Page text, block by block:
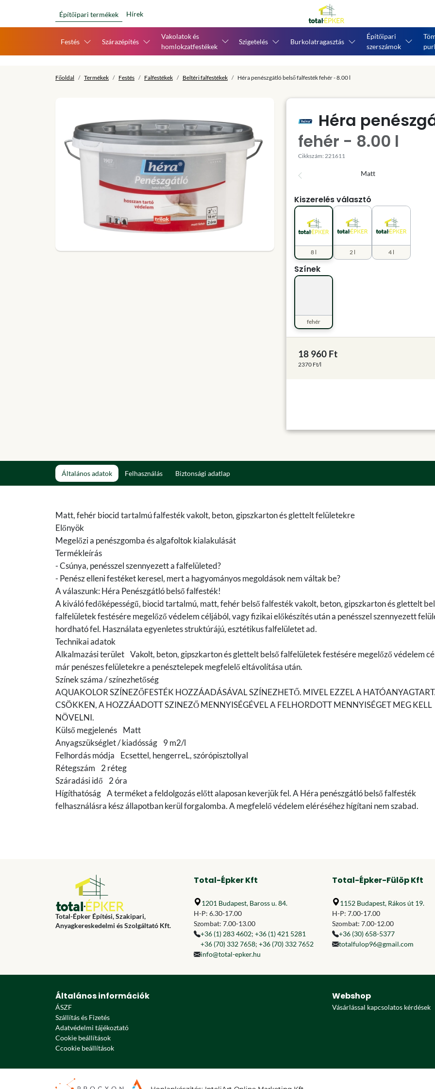
Építőipari termékek Hírek
Festés Szárazépítés
Vakolatok és
homlokzatfestékek
Szigetelés Burkolatragasztás
Építőipari
szerszámok
Főoldal Termékek Festés Falfestékek Beltéri falfestékek Héra penészgátló belső falfesték fehér - 8.00 l
Héra
fehér - 8.00 l
Cikkszám: 221611
Matt
Kiszerelés választó
2 l 4 l
8 l
Színek
fehér
18 960 Ft
2370 Ft/l
Általános adatok Felhasználás Biztonsági adatlap
Matt, fehér biocid tartalmú falfesték vakolt, beton, gipszkarton és glettelt felületekre
Előnyök
Megelőzi a penészgomba és algafoltok kialakulását
Termékleírás
- Csúnya, penésszel szennyezett a falfelületed?
- Penész elleni festéket keresel, mert a hagyományos megoldások nem váltak be?
A válaszunk: Héra Penészgátló belső falfesték!
A kiváló fedőképességű, biocid tartalmú, matt, fehér belső falfesték vakolt, beton, gipszkarton és glettelt
falfelületek festésére megelőző védelem céljából, vagy fizikai előkészítés után a penésszel szennyezett
hordható fel. Használata egyenletes struktúrájú, esztétikus falfelületet ad.
Technikai adatok
Alkalmazási terület Vakolt, beton, gipszkarton és glettelt belső falfelületek festésére megelőző védelem
már penészes felületekre a penésztelepek megfelelő eltávolítása után.
Színek száma / színezhetőség
AQUAKOLOR SZÍNEZŐFESTÉK HOZZÁADÁSÁVAL SZÍNEZHETŐ. MIVEL EZZEL A
CSÖKKEN, A HOZZÁADOTT SZINEZŐ MENNYISÉGÉVEL A FELHORDOTT MENNYISÉGET MEG KELL
NÖVELNI.
Külső megjelenés Matt
Anyagszükséglet / kiadósság 9 m2/l
Felhordás módja Ecsettel, hengerreL, szórópisztollyal
Rétegszám 2 réteg
Száradási idő 2 óra
Hígíthatóság A terméket a feldolgozás előtt alaposan keverjük fel. A Héra penészgátló belső falfesték
felhasználásra kész állapotban kerül forgalomba. A megfelelő védelem eléréséhez hígítani nem szabad.
Total-Épker Építési, Szakipari,
Anyagkereskedelmi és Szolgáltató Kft.
Total-Épker Kft
1201 Budapest, Baross u. 84.
H-P: 6.30-17.00
Szombat: 7.00-13.00
+36 (1) 283 4602; +36 (1) 421 5281
+36 (70) 332 7658; +36 (70) 332 7652
info@total-epker.hu
Total-Épker-Fülöp Kft
1152 Budapest, Rákos út 19.
H-P: 7.00-17.00
Szombat: 7.00-12.00
+36 (30) 658-5377
totalfulop96@gmail.com
Általános információk
ÁSZF
Szállítás és Fizetés
Adatvédelmi tájékoztató
Cookie beállítások
Ccookie beállítások
Webshop
Vásárlással kapcsolatos kérdések